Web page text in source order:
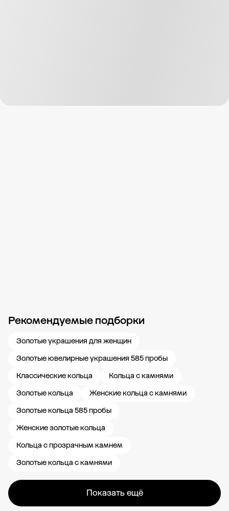
Рекомендуемые подборки
Золотые украшения для женщин
Золотые ювелирные украшения 585 пробы
Классические кольца
Кольца с камнями
Золотые кольца
Женские кольца с камнями
Золотые кольца 585 пробы
Женские золотые кольца
Кольца с прозрачным камнем
Золотые кольца с камнями
Показать ещё
Новости компании Журнал ЗОЛОТОЙ Блог